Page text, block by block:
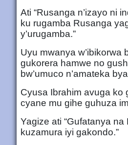
Ati “Rusanga n’izayo ni
ku rugamba Rusanga
y’urugamba.”
Uyu mwanya w’ibikorwa
gukorera hamwe no
bw’umuco n’amateka
Cyusa Ibrahim avuga ko
cyane mu gihe guhuza
Yagize ati “Gufatanya
kuzamura iyi gakondo.”